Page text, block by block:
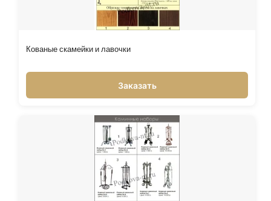
Кованые скамейки и лавочки
Заказать